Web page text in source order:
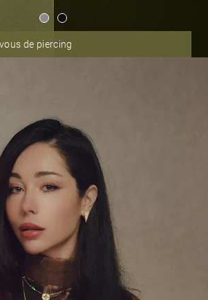
de piercing